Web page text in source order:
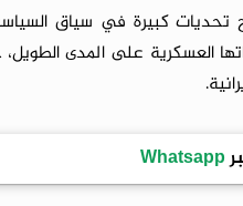
كبيرة في سياق السياسة
العسكرية على المدى
Whatsapp